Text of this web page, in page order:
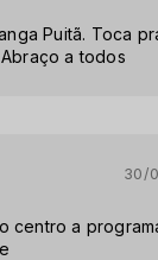
Puitã. Toca
a todos
30/
centro a